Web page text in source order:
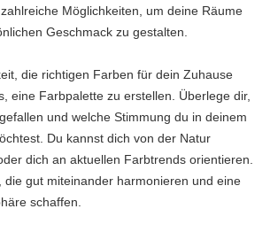
Möglichkeiten, um deine Räume
Geschmack zu gestalten.
die richtigen Farben für dein Zuhause
eine Farbpalette zu erstellen. Überlege dir,
und welche Stimmung du in deinem
Du kannst dich von der Natur
dich an aktuellen Farbtrends orientieren.
die gut miteinander harmonieren und eine
schaffen.